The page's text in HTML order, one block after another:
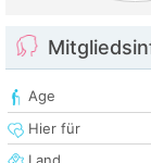
Age
Hier für